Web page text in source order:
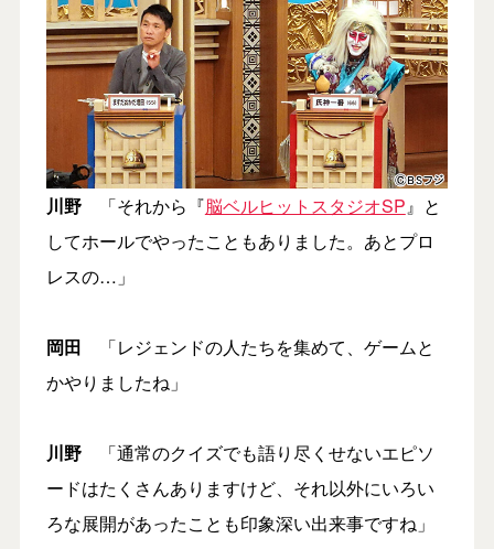
川野「それから『脳ベルヒットスタジオSP』と
してホールでやったこともありました。あとプロ
レスの…」
岡田 「レジェンドの人たちを集めて、ゲームと
かやりましたね」
川野「通常のクイズでも語り尽くせないエピソ
ードはたくさんありますけど、それ以外にいろい
ろな展開があったことも印象深い出来事ですね」